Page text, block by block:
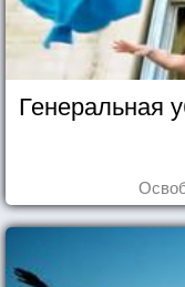
Генеральная